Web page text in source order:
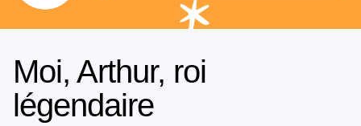
Moi, Arthur, roi
légendaire